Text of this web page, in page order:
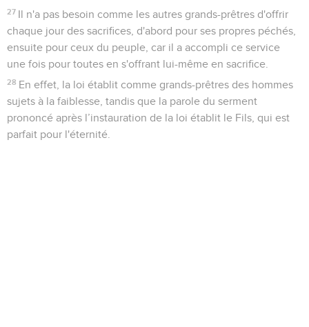
27 Il n'a pas besoin comme les autres grands-prêtres d'offrir
chaque jour des sacrifices, d'abord pour ses propres péchés,
ensuite pour ceux du peuple, car il a accompli ce service
une fois pour toutes en s'offrant lui-même en sacrifice.
28 En effet, la loi établit comme grands-prêtres des hommes
sujets à la faiblesse, tandis que la parole du serment
prononcé après l’instauration de la loi établit le Fils, qui est
parfait pour l'éternité.